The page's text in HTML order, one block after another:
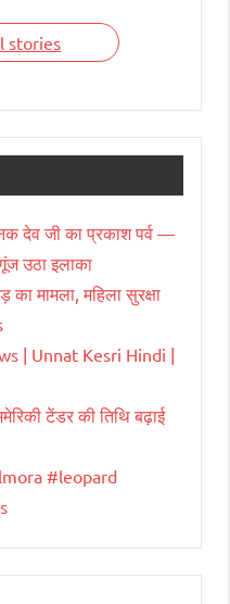
के बारे में।
stories
देव जी का प्रकाश पर्व —
उठा इलाका
मामला, महिला सुरक्षा
| Unnat Kesri Hindi |
टेंडर की तिथि बढ़ाई
#leopard